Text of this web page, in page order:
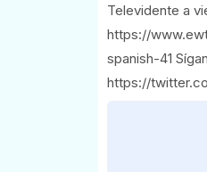
Televidente a
https://
spanish-41
https://